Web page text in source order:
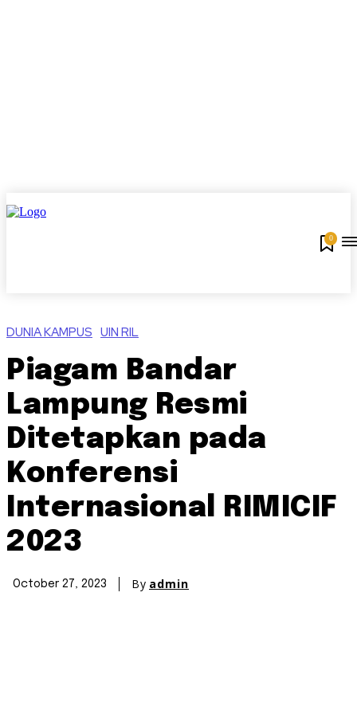
0
DUNIA KAMPUS UIN RIL
Piagam Bandar
Lampung Resmi
Ditetapkan pada
Konferensi
Internasional RIMICIF
2023
October 27, 2023 By admin